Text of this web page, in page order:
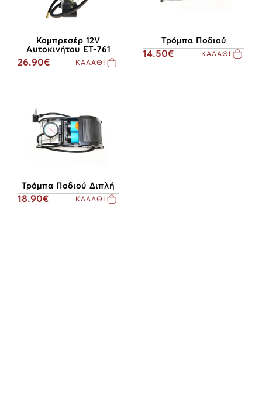
Κομπρεσέρ 12V
Αυτοκινήτου ΕΤ-761
26.90€ ΚΑΛΑΘΙ
Τρόμπα Ποδιού
14.50€ ΚΑΛΑΘΙ
Τρόμπα Ποδιού Διπλή
18.90€ ΚΑΛΑΘΙ